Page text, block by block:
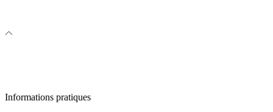
Informations pratiques